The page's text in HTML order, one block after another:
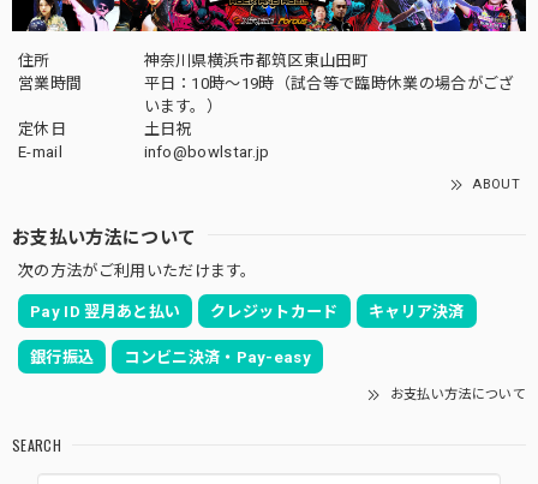
住所
神奈川県横浜市都筑区東山田町
営業時間
平日：10時～19時（試合等で臨時休業の場合がござ
います。）
定休日
土日祝
E-mail
info@bowlstar.jp
ABOUT
お支払い方法について
次の方法がご利用いただけます。
Pay ID 翌月あと払い クレジットカード キャリア決済
銀行振込 コンビニ決済・Pay-easy
お支払い方法について
SEARCH